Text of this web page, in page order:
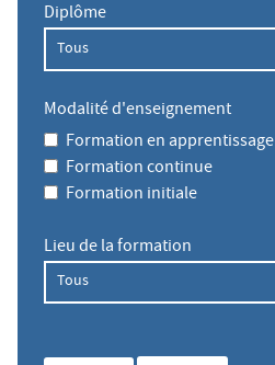
Diplôme
Modalité d'enseignement
Formation en apprentissage
Formation continue
Formation initiale
Lieu de la formation